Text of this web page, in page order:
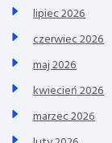
lipiec 2026
czerwiec 2026
maj 2026
kwiecień 2026
marzec 2026